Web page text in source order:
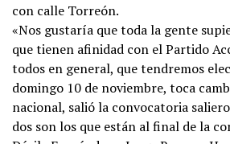
con calle Torreón.
«Nos gustaría que toda la gente
que tienen afinidad con el Partido
todos en general, que tendremos
domingo 10 de noviembre, toca
nacional, salió la convocatoria
dos son los que están al final de la